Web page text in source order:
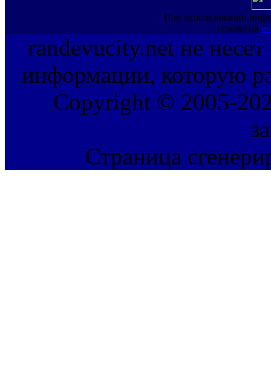
При использовании
ссылка на
randevucity.net не несет
информации, которую
Copyright © 2005-
Страница